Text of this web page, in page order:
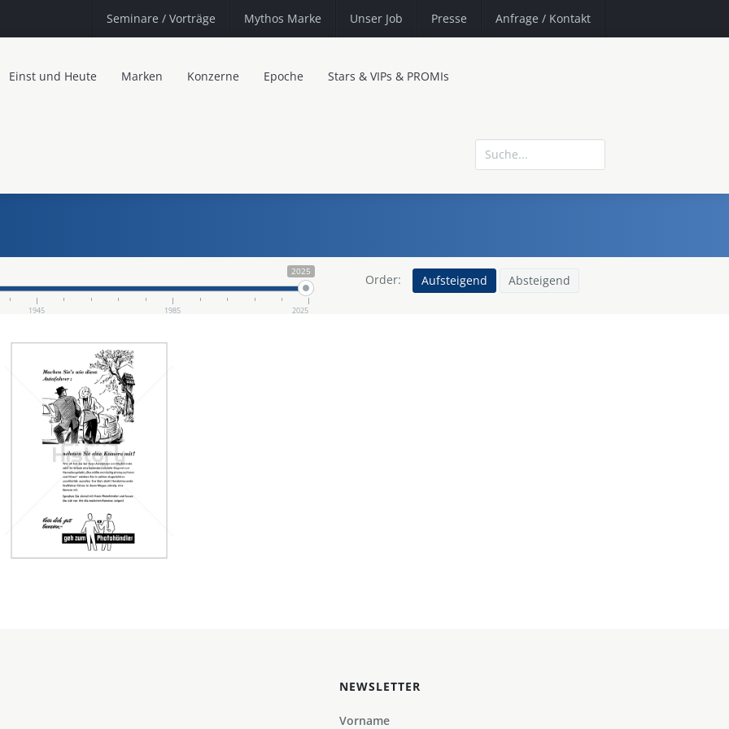
Seminare / Vorträge Mythos Marke Unser Job Presse Anfrage / Kontakt
Einst und Heute Marken Konzerne Epoche Stars & VIPs & PROMIs
2025
1945 1985 2025
Order: Aufsteigend Absteigend
Fotohandel
Deutschland
Fotohandel
Deutschland
1961
Bild-ID: 44344
NEWSLETTER
Vorname